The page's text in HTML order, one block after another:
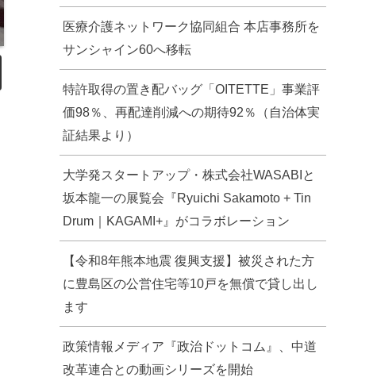
医療介護ネットワーク協同組合 本店事務所を
サンシャイン60へ移転
特許取得の置き配バッグ「OITETTE」事業評
価98％、再配達削減への期待92％（自治体実
証結果より）
大学発スタートアップ・株式会社WASABIと
坂本龍一の展覧会『Ryuichi Sakamoto + Tin
Drum｜KAGAMI+』がコラボレーション
【令和8年熊本地震 復興支援】被災された方
に豊島区の公営住宅等10戸を無償で貸し出し
ます
政策情報メディア『政治ドットコム』、中道
改革連合との動画シリーズを開始